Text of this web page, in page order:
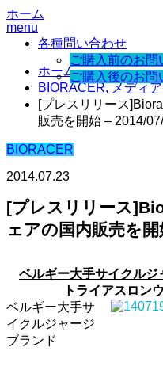
ホーム
各種問い合わせ
ご購入前のお問
ご購入後のお問
menu
ホーム
BIORACER, メディ
[プレスリリース
販売を開始 – 2014/
BIORACER
2014.07.23
[プレスリリース
ェアの国内販売を
ベルギー大手サイクル
トライアスロン
ベルギー大手サ
イクルジャージ
ブランド